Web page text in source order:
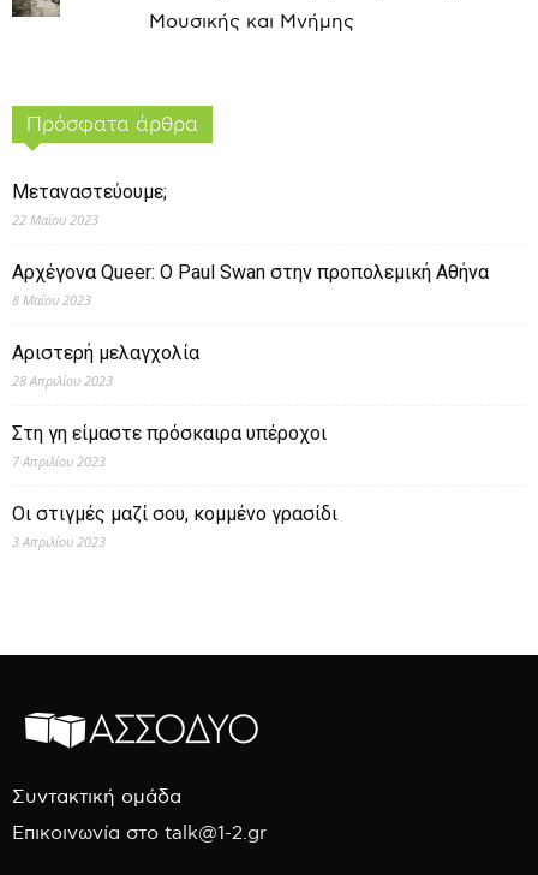
Μουσικής και Μνήμης
Πρόσφατα άρθρα
Μεταναστεύουμε;
22 Μαΐου 2023
Αρχέγονα Queer: O Paul Swan στην προπολεμική Αθήνα
8 Μαΐου 2023
Αριστερή μελαγχολία
28 Απριλίου 2023
Στη γη είμαστε πρόσκαιρα υπέροχοι
7 Απριλίου 2023
Οι στιγμές μαζί σου, κομμένο γρασίδι
3 Απριλίου 2023
Συντακτική ομάδα
Επικοινωνία στο talk@1-2.gr